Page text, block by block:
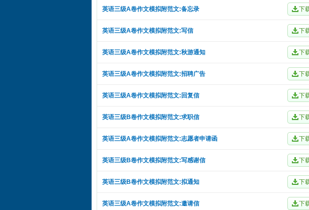
英语三级A卷作文模拟附范文:备忘录
英语三级A卷作文模拟附范文:写信
英语三级A卷作文模拟附范文:秋游通知
英语三级A卷作文模拟附范文:招聘广告
英语三级A卷作文模拟附范文:回复信
英语三级B卷作文模拟附范文:求职信
英语三级A卷作文模拟附范文:志愿者申请函
英语三级B卷作文模拟附范文:写感谢信
英语三级B卷作文模拟附范文:拟通知
英语三级A卷作文模拟附范文:邀请信